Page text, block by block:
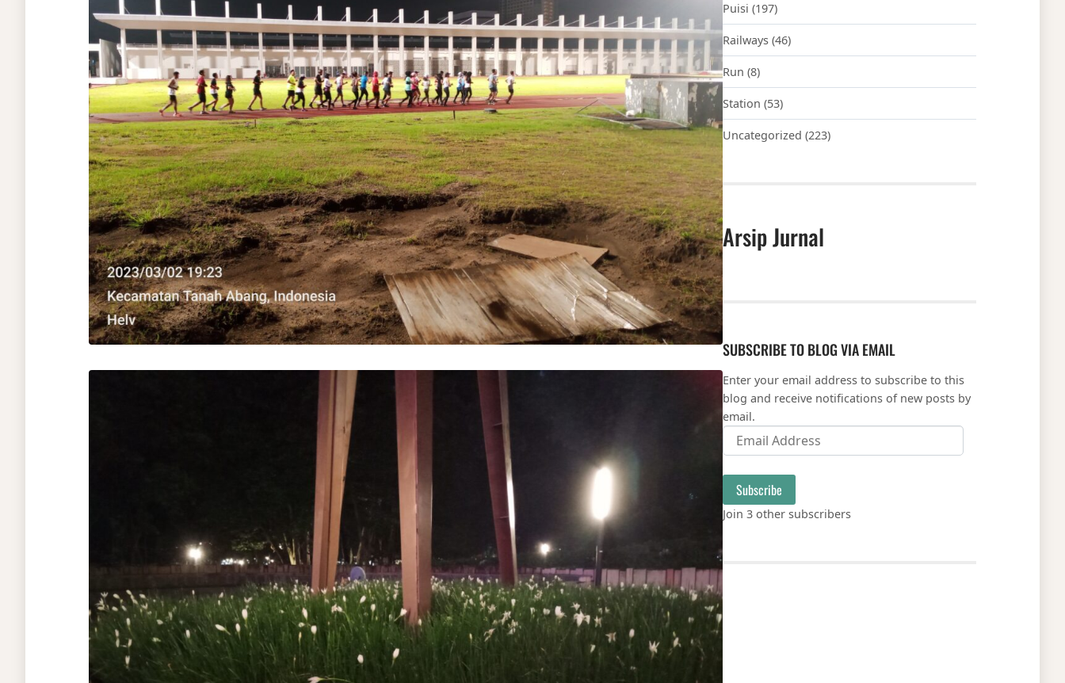
Puisi (197)
Railways (46)
Run (8)
Station (53)
Uncategorized (223)
Arsip Jurnal
SUBSCRIBE TO BLOG VIA EMAIL
Enter your email address to subscribe to this
blog and receive notifications of new posts by
email.
Email Address
Subscribe
Join 3 other subscribers